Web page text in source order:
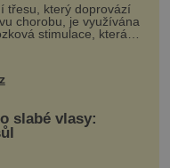
třesu, který doprovází
chorobu, je využívána
stimulace, která
vysoce invazivní
zase není vhodný
přesnému zacílení ...
slabé vlasy: